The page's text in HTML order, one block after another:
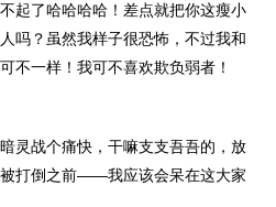
起了哈哈哈哈！差点就把你这瘦小
吗？虽然我样子很恐怖，不过我和
不一样！我可不喜欢欺负弱者！
灵战个痛快，干嘛支支吾吾的，放
打倒之前——我应该会呆在这大家